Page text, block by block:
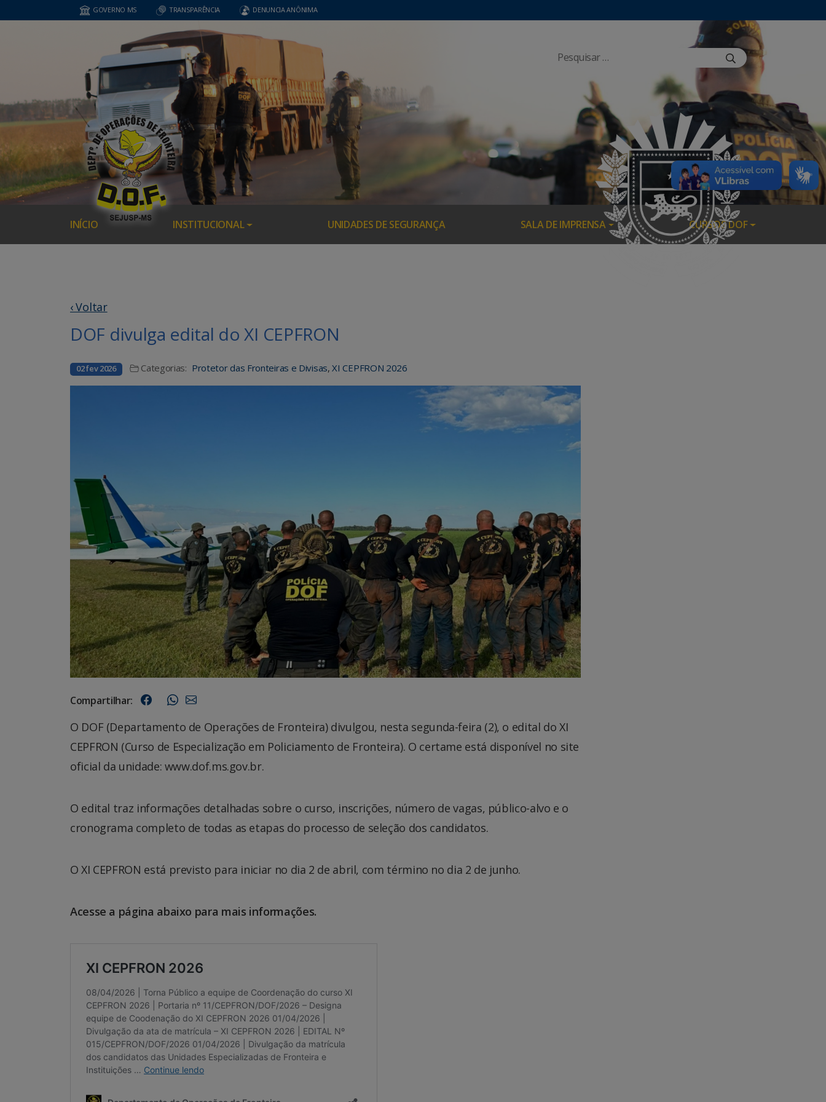
GOVERNO MS TRANSPARÊNCIA DENUNCIA ANÔNIMA
INÍCIO INSTITUCIONAL UNIDADES DE SEGURANÇA SALA DE IMPRENSA CURSOS DOF
‹ Voltar
DOF divulga edital do XI CEPFRON
02 fev 2026 Categorias: Protetor das Fronteiras e Divisas,XI CEPFRON 2026
Compartilhar:
O DOF (Departamento de Operações de Fronteira) divulgou, nesta segunda-feira (2), o edital do XI
CEPFRON (Curso de Especialização em Policiamento de Fronteira). O certame está disponível no site
oficial da unidade: www.dof.ms.gov.br.
O edital traz informações detalhadas sobre o curso, inscrições, número de vagas, público-alvo e o
cronograma completo de todas as etapas do processo de seleção dos candidatos.
O XI CEPFRON está previsto para iniciar no dia 2 de abril, com término no dia 2 de junho.
Acesse a página abaixo para mais informações.